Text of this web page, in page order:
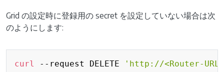
Grid の設定時に登録用の secret を設定していない場合は次
のようにします:
curl --request DELETE 'http://<Router-